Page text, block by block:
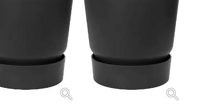
search search